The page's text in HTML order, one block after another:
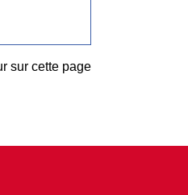
sur cette page